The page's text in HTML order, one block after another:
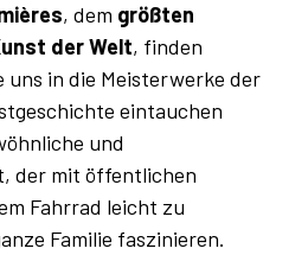
, dem größten
der Welt, finden
in die Meisterwerke der
eintauchen
und
der mit öffentlichen
Fahrrad leicht zu
Familie faszinieren.